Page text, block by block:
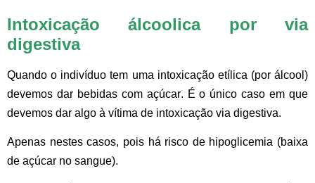
Intoxicação álcoolica por via
digestiva
Quando o indivíduo tem uma intoxicação etílica (por álcool)
devemos dar bebidas com açúcar. É o único caso em que
devemos dar algo à vítima de intoxicação via digestiva.
Apenas nestes casos, pois há risco de hipoglicemia (baixa
de açúcar no sangue).